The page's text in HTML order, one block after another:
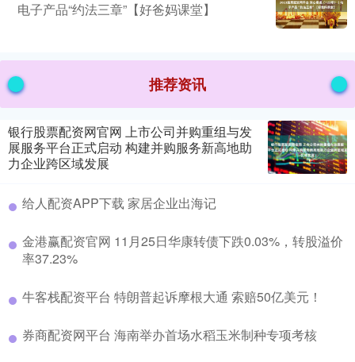
电子产品“约法三章”【好爸妈课堂】
推荐资讯
银行股票配资网官网 上市公司并购重组与发
展服务平台正式启动 构建并购服务新高地助
力企业跨区域发展
给人配资APP下载 家居企业出海记
金港赢配资官网 11月25日华康转债下跌0.03%，转股溢价
率37.23%
牛客栈配资平台 特朗普起诉摩根大通 索赔50亿美元！
券商配资网平台 海南举办首场水稻玉米制种专项考核